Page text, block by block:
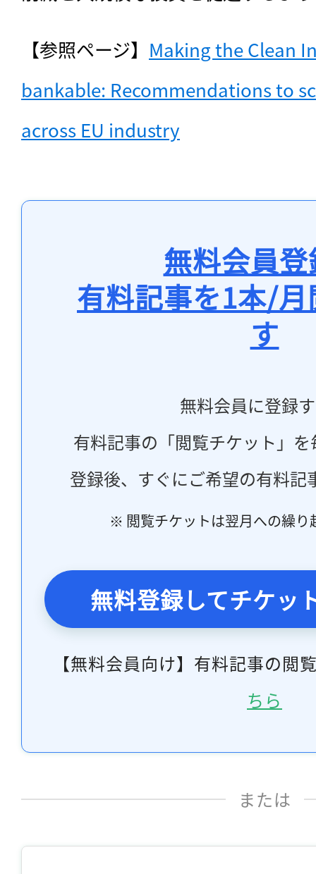
【参照ページ】 Making the Clean
bankable: Recommendations to
across EU industry
無料会員
有料記事を1本/
す
無料会員に登録
有料記事の「閲覧チケット」
登録後、すぐにご希望の有料記
※ 閲覧チケットは翌月への繰り
無料登録してチケッ
【無料会員向け】有料記事の閲
ちら
または